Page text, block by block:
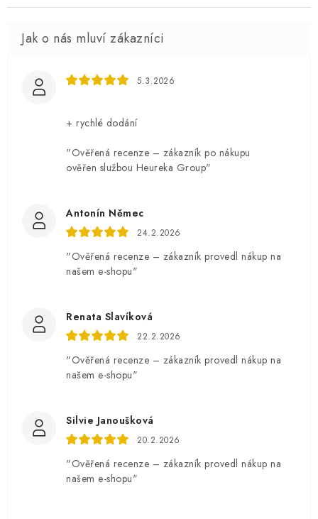
5.3.2026
+ rychlé dodání
"Ověřená recenze – zákazník po nákupu
ověřen službou Heureka Group"
Antonín Němec
24.2.2026
"Ověřená recenze – zákazník provedl nákup na
našem e-shopu"
Renata Slavíková
22.2.2026
"Ověřená recenze – zákazník provedl nákup na
našem e-shopu"
Silvie Janoušková
20.2.2026
"Ověřená recenze – zákazník provedl nákup na
našem e-shopu"